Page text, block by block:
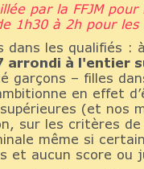
par la FFJM
1h30 à 2h pour
les qualifiés :
arrondi à l'entier
garçons – filles
en effet
(et nos
sur les critères
même si
et aucun score ou